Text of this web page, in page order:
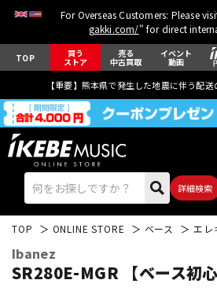
For Overseas Customers: Please
gakki.com/" for direct
TOP 買う
ストア
売る
中古買取
イベント
動画
【重要】熊本県で発生した地震に伴う配
詳細検索
TOP ONLINE STORE ベース エレ
Ibanez
SR280E-MGR 【ベース初心